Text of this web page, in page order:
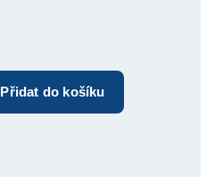
Přidat do košíku